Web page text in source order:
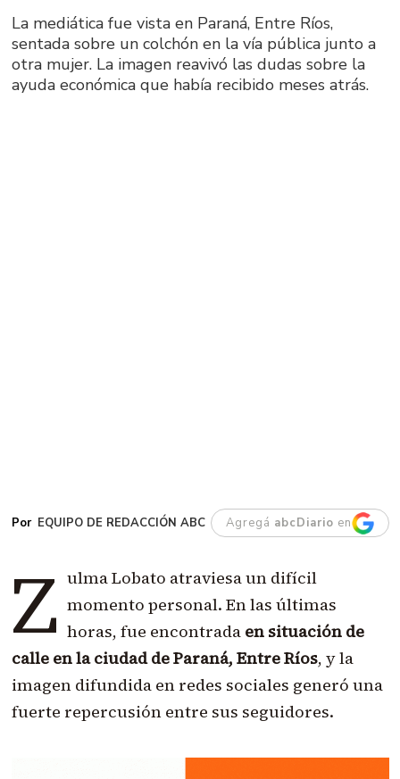
La mediática fue vista en Paraná, Entre Ríos,
sentada sobre un colchón en la vía pública junto a
otra mujer. La imagen reavivó las dudas sobre la
ayuda económica que había recibido meses atrás.
EQUIPO DE REDACCIÓN ABC Agregá abcDiario en
Z ulma Lobato atraviesa un difícil
momento personal. En las últimas
horas, fue encontrada en situación de
calle en la ciudad de Paraná, Entre Ríos, y la
imagen difundida en redes sociales generó una
fuerte repercusión entre sus seguidores.